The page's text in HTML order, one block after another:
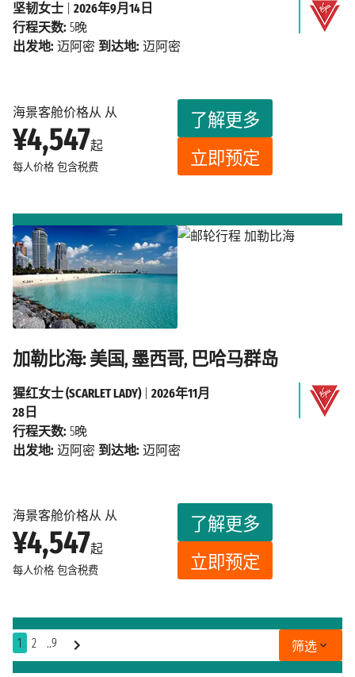
海景客舱价格从 从
¥4,547起
每人价格 包含税费
了解更多
立即预定
坚韧女士
2026年9月14日
行程天数: 5晚
出发地: 迈阿密 到达地: 迈阿密
加勒比海: 美国, 墨西哥, 巴哈马群岛
海景客舱价格从 从
¥4,547起
每人价格 包含税费
了解更多
立即预定
猩红女士 (SCARLET LADY)| 2026年11月
28日
行程天数: 5晚
出发地: 迈阿密 到达地: 迈阿密
1 2 ..9 筛选